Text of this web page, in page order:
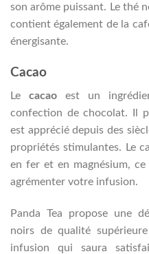
son arôme puissant. Le thé
contient également de la
énergisante.
Cacao
Le cacaoest un
confection de chocolat. Il
est apprécié depuis des
propriétés stimulantes. Le
en fer et en magnésium,
agrémenter votre infusion.
Panda Tea propose une
noirs de qualité
infusion qui saura